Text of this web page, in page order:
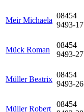
Meir Michaela
08454
9493-17
Mück Roman
08454
9493-27
Müller Beatrix
08454
9493-26
Müller Robert
08454